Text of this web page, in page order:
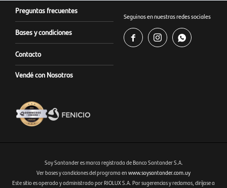
Preguntas frecuentes
Bases y condiciones
Contacto
Vendé con Nosotros
Seguinos en nuestras redes sociales
  
Fenicio eCommerce Uruguay
Soy Santander es marca registrada de Banco Santander S.A.
Ver bases y condiciones del programa en www.soysantander.com.uy
Este sitio es operado y administrado por RIOLUX S.A. Por sugerencias y reclamos, diríjase a